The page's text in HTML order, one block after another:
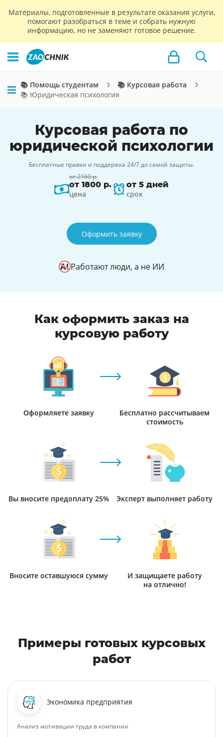
Материалы, подготовленные в результате оказания услуги,
помогают разобраться в теме и собрать нужную
информацию, но не заменяют готовое решение.
📚 Помощь студентам
📚 Курсовая работа
📚 Юридическая психология
Курсовая работа по
юридической психологии
Бесплатные правки и поддержка 24/7 до самой защиты.
от 2160 р.
от 1800 р.
цена
от 5 дней
срок
Оформить заявку
Работают люди, а не ИИ
Как оформить заказ на
курсовую работу
Оформляете заявку
Бесплатно рассчитываем
стоимость
Вы вносите предоплату 25% Эксперт выполняет работу
Вносите оставшуюся сумму
И защищаете работу
на отлично!
Примеры готовых курсовых
работ
Экономика предприятия
Анализ мотивации труда в компании